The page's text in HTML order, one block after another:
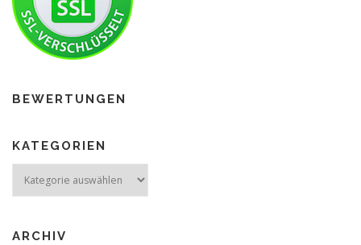
BEWERTUNGEN
KATEGORIEN
ARCHIV